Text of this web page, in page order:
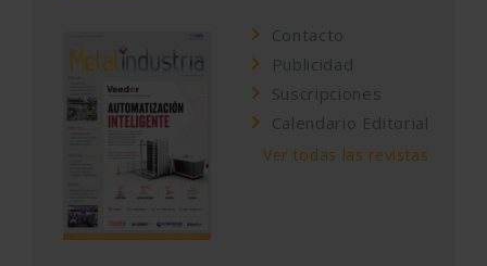
Contacto
Publicidad
Suscripciones
Calendario Editorial
Ver todas las revistas